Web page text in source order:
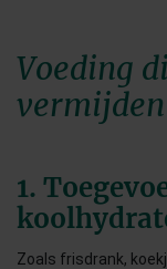
Voeding
vermijden
1.
Zoals frisdrank,